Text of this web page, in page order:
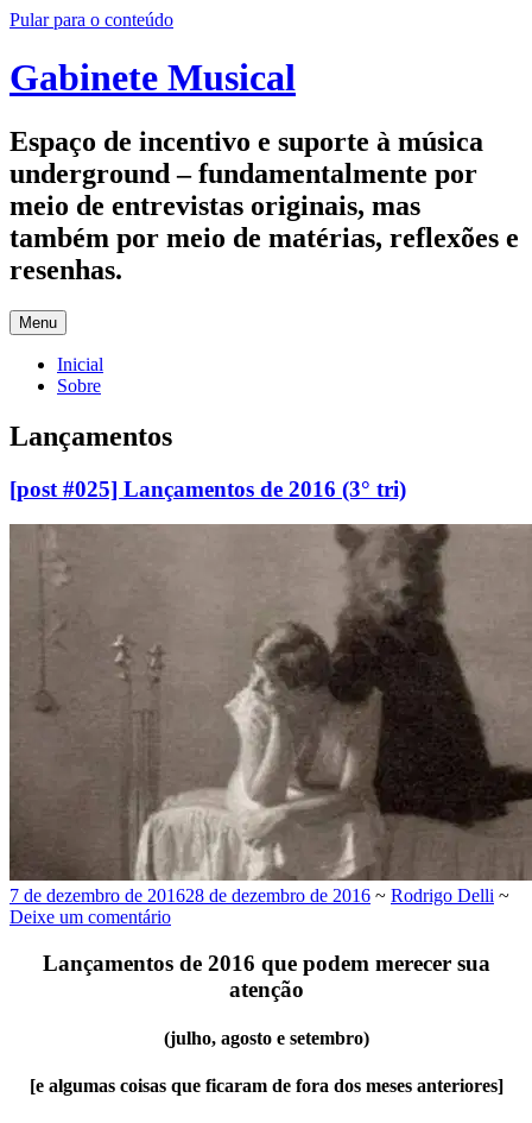
Pular para o conteúdo
Gabinete Musical
Espaço de incentivo e suporte à música
underground – fundamentalmente por
meio de entrevistas originais, mas
também por meio de matérias, reflexões e
resenhas.
Menu
Inicial
Sobre
Lançamentos
[post #025] Lançamentos de 2016 (3° tri)
7 de dezembro de 201628 de dezembro de 2016 ~ Rodrigo Delli ~
Deixe um comentário
Lançamentos de 2016 que podem merecer sua
atenção
(julho, agosto e setembro)
[e algumas coisas que ficaram de fora dos meses anteriores]